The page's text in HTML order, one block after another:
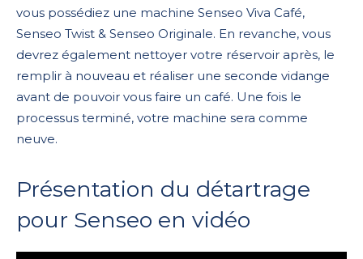
vous possédiez une machine Senseo Viva Café,
Senseo Twist & Senseo Originale. En revanche, vous
devrez également nettoyer votre réservoir après, le
remplir à nouveau et réaliser une seconde vidange
avant de pouvoir vous faire un café. Une fois le
processus terminé, votre machine sera comme
neuve.
Présentation du détartrage
pour Senseo en vidéo